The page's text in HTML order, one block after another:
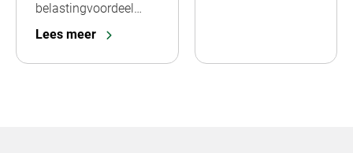
belastingvoordeel…
Lees meer